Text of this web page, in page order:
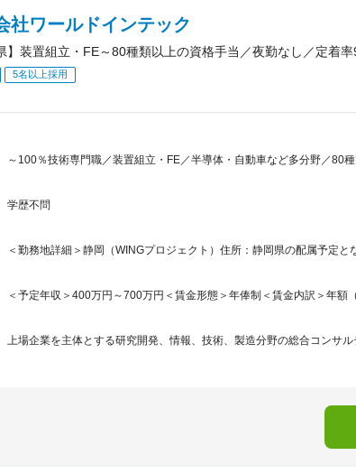
社ワールドインテック
】装置組立・FE～80種類以上の資格手当／夜勤なし／定着率
5名以上採用
～100％技術専門職／装置組立・FE／半導体・自動車など多分野／80
学歴不問
＜勤務地詳細＞静岡（WINGプロジェクト）住所：静岡県の配属予定
＜予定年収＞400万円～700万円＜賃金形態＞年俸制＜賃金内訳＞年額
上場企業を主体とする研究開発、情報、技術、製造分野の総合コンサ